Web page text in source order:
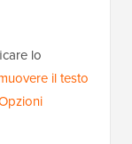
lo
il testo